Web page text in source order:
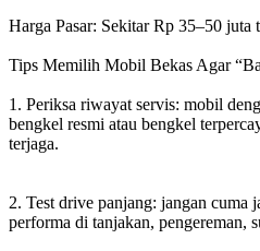
Harga Pasar: Sekitar Rp 35–50
Tips Memilih Mobil Bekas Agar
1. Periksa riwayat servis: mobil
bengkel resmi atau bengkel
terjaga.
2. Test drive panjang: jangan cuma
performa di tanjakan, pengereman,